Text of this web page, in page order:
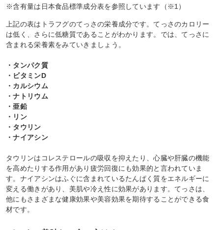
※含有量は日本食品標準成分表を参照しています（※1）
上記の表はトラフグのてっさの栄養成分です。てっさのカロリー
は低く、さらに低糖質であることがわかります。では、てっさに
含まれる栄養素をみていきましょう。
・タンパク質
・ビタミンD
・カルシウム
・ナトリウム
・亜鉛
・リン
・タウリン
・ナイアシン
タウリンはコレステロールの吸収を抑えたり、心臓や肝臓の機能
を高めたりする作用があり疲労回復にも効果的と言われていま
す。ナイアシンはふぐに含まれているたんぱく質をエネルギーに
変える働きがあり、美肌や冷え性に効果があります。てっさは、
他にもさまざまな健康効果や美容効果を期待することができる食
材です。